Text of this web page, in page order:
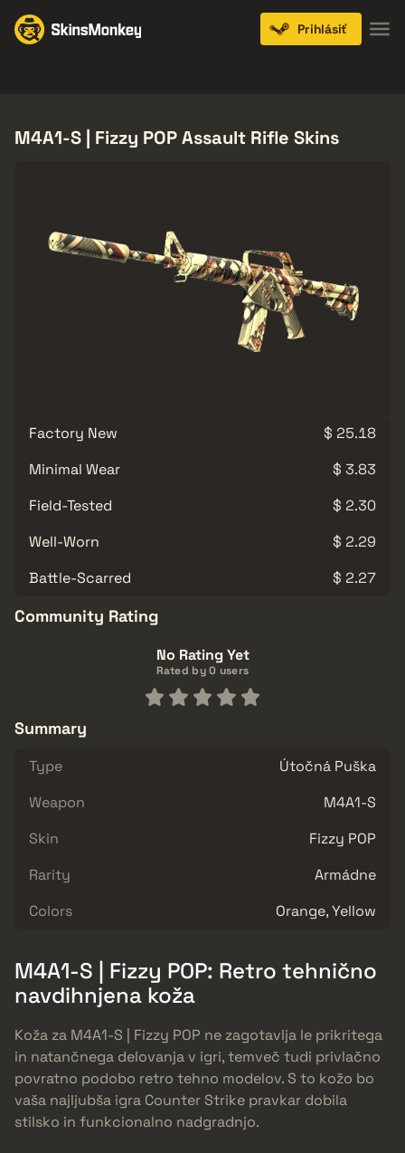
Prihlásiť
M4A1-S | Fizzy POP Assault Rifle Skins
Factory New
$ 25.18
Minimal Wear
$ 3.83
Field-Tested
$ 2.30
Well-Worn
$ 2.29
Battle-Scarred
$ 2.27
Community Rating
No Rating Yet
Rated by 0 users
Summary
Type
Útočná Puška
Weapon
M4A1-S
Skin
Fizzy POP
Rarity
Armádne
Colors
Orange, Yellow
M4A1-S | Fizzy POP: Retro tehnično
navdihnjena koža
Koža za M4A1-S | Fizzy POP ne zagotavlja le prikritega
in natančnega delovanja v igri, temveč tudi privlačno
povratno podobo retro tehno modelov. S to kožo bo
vaša najljubša igra Counter Strike pravkar dobila
stilsko in funkcionalno nadgradnjo.